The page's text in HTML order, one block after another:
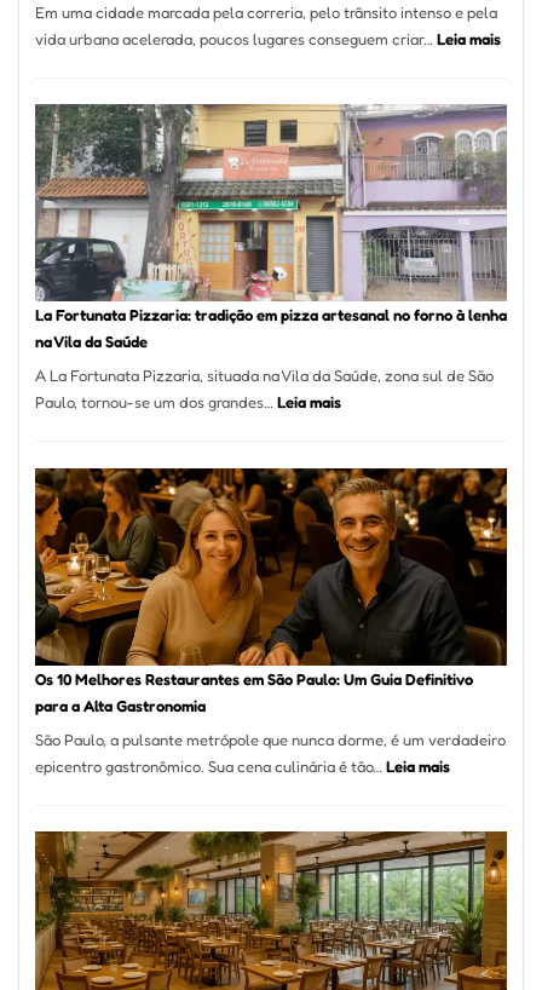
Em uma cidade marcada pela correria, pelo trânsito intenso e pela
vida urbana acelerada, poucos lugares conseguem criar… Leia mais:
Se
Um
dos
Mais
La Fortunata Pizzaria: tradição em pizza artesanal no forno à lenha
na Vila da Saúde
A La Fortunata Pizzaria, situada na Vila da Saúde, zona sul de São
Paulo, tornou-se um dos grandes…Leia mais:
Pizzaria:
tradição
em
pizza
artesanal
forno
à
Vila
da
Os 10 Melhores Restaurantes em São Paulo: Um Guia Definitivo
para a Alta Gastronomia
São Paulo, a pulsante metrópole que nunca dorme, é um verdadeiro
epicentro gastronômico. Sua cena culinária é tão… Leia mais:
Melhores
Restaurantes
em
São
Paulo:
Um